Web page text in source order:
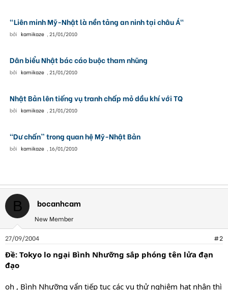
"Liên minh Mỹ-Nhật là nền tảng an ninh tại châu Á"
bởi kamikaze , 21/01/2010
Dân biểu Nhật bác cáo buộc tham nhũng
bởi kamikaze , 21/01/2010
Nhật Bản lên tiếng vụ tranh chấp mỏ dầu khí với TQ
bởi kamikaze , 21/01/2010
“Dư chấn” trong quan hệ Mỹ-Nhật Bản
bởi kamikaze , 16/01/2010
B bocanhcam
New Member
27/09/2004 #2
Ðề: Tokyo lo ngại Bình Nhưỡng sắp phóng tên lửa đạn
đạo
oh , Bình Nhưỡng vẩn tiếp tục các vụ thử nghiệm hạt nhân thì